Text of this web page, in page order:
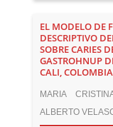
EL MODELO DE
DESCRIPTIVO
SOBRE CARIES
GASTROHNUP
CALI, COLOMBIA
MARIA
ALBERTO